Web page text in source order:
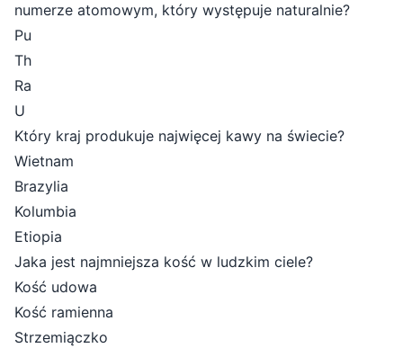
numerze atomowym, który występuje naturalnie?
Pu
Th
Ra
U
Który kraj produkuje najwięcej kawy na świecie?
Wietnam
Brazylia
Kolumbia
Etiopia
Jaka jest najmniejsza kość w ludzkim ciele?
Kość udowa
Kość ramienna
Strzemiączko